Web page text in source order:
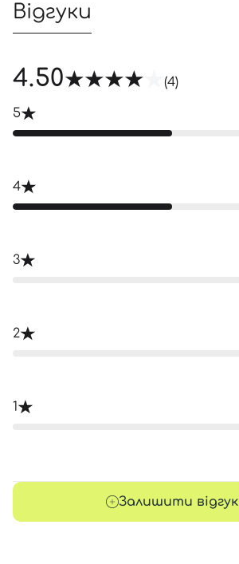
Відгуки
4.50 (4)
5
4
3
2
1
Залишити відгук